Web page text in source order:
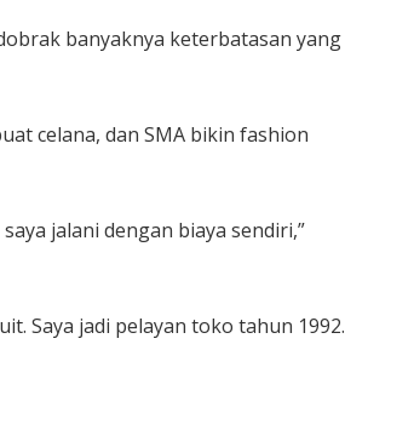
banyaknya keterbatasan yang
celana, dan SMA bikin fashion
jalani dengan biaya sendiri,”
Saya jadi pelayan toko tahun 1992.